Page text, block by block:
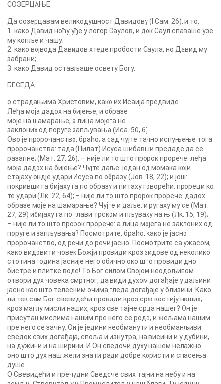
СОЗЕРЦАЊЕ
Да созерцавам великодушност Давидову (I Сам. 26), и то:
1. како Давид ноћу уђе у логор Саулов, и док Саул спаваше узе
му копље и чашу;
2. како војвода Давидов хтеде пробости Саула, но Давид му
забрани;
3. како Давид остављаше освету Богу.
БЕСЕДА
о страдањима Христовим, како их Исаија предвиде
Леђа моја дадох на бијење, и образе
моје на шамарање; а лица мојега не
заклоних од поруге запљувања (Иса. 50, 6).
Ово је пророчанство, браћо; а сад чујте тачно испуњење тога
пророчанства: тада (Пилат) Исуса шибавши предаде да се
разапне; (Мат. 27, 26), – није ли то што пророк прорече: леђа
моја дадох на бијење? Чујте даље: један од момака који
стајаху ондје удари Исуса по образу (Јов. 18, 22); и још:
покривши га бијаху га по образу и питаху говорећи: прореци ко
те удари (Лк. 22, 64); – није ли то што пророк прорече: дадох
образе моје на шамарање? Чујте и даље: и ругаху му се (Мат.
27, 29) ибијаху га по глави трском и пљуваху на њ (Лк. 15, 19);
– није ли то што пророк прорече: а лица мојега не заклоних од
поруге и запљувања? Посмотрите, браћо, како је јасно
пророчанство, од речи до речи јасно. Посмотрите са ужасом,
како видовити човек Божји провиди кроз зидове од неколико
стотина година јасније него обично око што провиди дно
бистре и плитке воде! То Бог силом Својом неодољивом
отвори дух човека смртног, да види духом догађаје у даљини
јасно као што телесним очима гледа догађаје у близини. Како
ли тек сам Бог свевидећи провиди кроз срж костију наших,
кроз маглу мисли наших, кроз све тајне срца нашег? Он је
присутан мислима нашим пре него се роде, и жељама нашим
пре него се зачну. Он је једини необманути и необманљиви
сведок свих догађаја, споља и изнутра, на висини и у дубини,
на дужини и на ширини. И Он сведочи духу нашем нелажно
оно што дух наш жели знати ради добре користи и спасења
душе.
О Свевидећи и пречудни Сведоче свих тајни на небу и на